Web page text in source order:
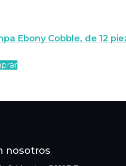
Ebony Cobble, de 12
nosotros